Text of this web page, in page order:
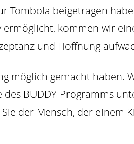
Tombola beigetragen
ermöglicht, kommen wir
und Hoffnung
möglich gemacht haben.
BUDDY-Programms
der Mensch, der einem